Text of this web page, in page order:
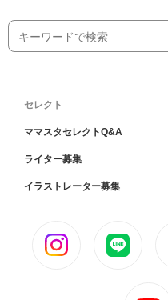
セレクト
ママスタセレクトQ&A
ライター募集
イラストレーター募集